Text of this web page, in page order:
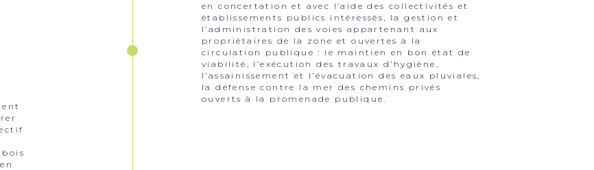
en concertation et avec l’aide des collectivités et
établissements publics intéressés, la gestion et
l’administration des voies appartenant aux
propriétaires de la zone et ouvertes à la
circulation publique : le maintien en bon état de
viabilité, l’exécution des travaux d’hygiène,
l’assainissement et l’évacuation des eaux pluviales,
la défense contre la mer des chemins privés
ouverts à la promenade publique.